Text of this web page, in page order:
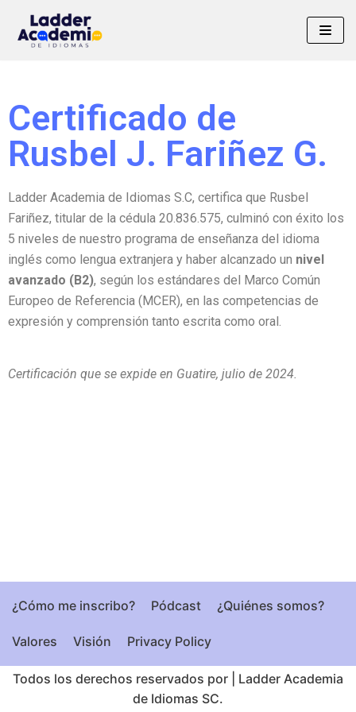
Saltar
Certificado de
Rusbel J. Fariñez G.
Ladder Academia de Idiomas S.C, certifica que Rusbel
Fariñez, titular de la cédula 20.836.575, culminó con éxito los
5 niveles de nuestro programa de enseñanza del idioma
inglés como lengua extranjera y haber alcanzado un nivel
avanzado (B2), según los estándares del Marco Común
Europeo de Referencia (MCER), en las competencias de
expresión y comprensión tanto escrita como oral.
Certificación que se expide en Guatire, julio de 2024.
¿Cómo me inscribo? Pódcast ¿Quiénes somos?
Valores Visión Privacy Policy
Todos los derechos reservados por
Ladder Academia
de Idiomas SC.